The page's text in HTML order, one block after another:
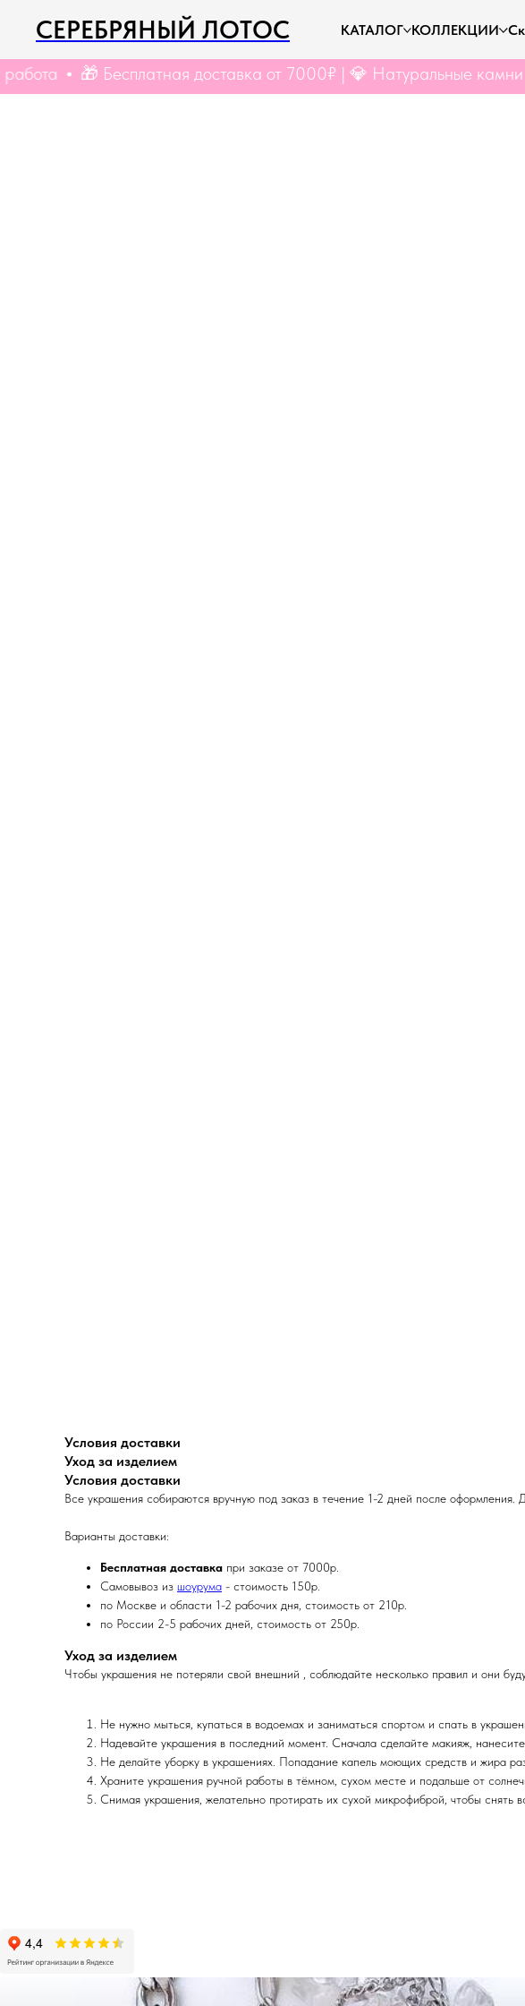
СЕРЕБРЯНЫЙ ЛОТОС КАТАЛОГ КОЛЛЕКЦИИ
🎁 Бесплатная доставка от 7000₽ | 💎 Натуральные камни | 🫶
Условия доставки
Уход за изделием
Условия доставки
Все украшения собираются вручную под заказ в течение 1-2 дней после
Варианты доставки:
Бесплатная доставка при заказе от 7000р.
Самовывоз из шоурума - стоимость 150р.
по Москве и области 1-2 рабочих дня, стоимость от 210р.
по России 2-5 рабочих дней, стоимость от 250р.
Уход за изделием
Чтобы украшения не потеряли свой внешний , соблюдайте несколько правил и они
Не нужно мыться, купаться в водоемах и заниматься спортом и спать в
Надевайте украшения в последний момент. Сначала сделайте макияж, нанесите
Не делайте уборку в украшениях. Попадание капель моющих средств и жира
Храните украшения ручной работы в тёмном, сухом месте и подальше от
Снимая украшения, желательно протирать их сухой микрофиброй, чтобы снять